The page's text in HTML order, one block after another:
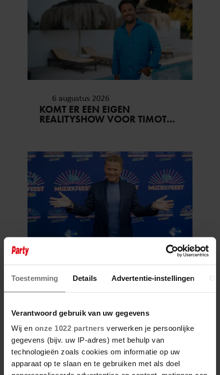
Toestemming Details Advertentie-instellingen
Verantwoord gebruik van uw gegevens
Wij en onze 1022 partners verwerken je persoonlijke
gegevens (bijv. uw IP-adres) met behulp van
technologieën zoals cookies om informatie op uw
apparaat op te slaan en te gebruiken met als doel
6 augustus 2026
KOMT ER EEN EIGEN
REALITYSHOW VOOR TIMOTHY
6 augustus 2026
WOLTER KROES BEREIKT ZIJN
STREEFGEWICHT NA 14 KILO
AFVALLEN